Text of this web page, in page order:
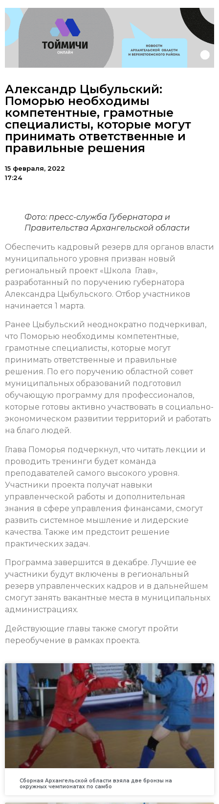
Александр Цыбульский:
Поморью необходимы
компетентные, грамотные
специалисты, которые могут
принимать ответственные и
правильные решения
15 февраля, 2022
17:24
Фото: пресс-служба Губернатора и
Правительства Архангельской области
Обеспечить кадровый резерв для органов власти
муниципального уровня призван новый
региональный проект «Школа Глав»,
разработанный по поручению губернатора
Александра Цыбульского. Отбор участников
начинается 1 марта.
Ранее Цыбульский неоднократно подчеркивал,
что Поморью необходимы компетентные,
грамотные специалисты, которые могут
принимать ответственные и правильные
решения. По его поручению областной совет
муниципальных образований подготовил
обучающую программу для профессионалов,
которые готовы активно участвовать в социально-
экономическом развитии территорий и работать
на благо людей.
Глава Поморья подчеркнул, что читать лекции и
проводить тренинги будет команда
преподавателей самого высокого уровня.
Участники проекта получат навыки
управленческой работы и дополнительная
знания в сфере управления финансами, смогут
развить системное мышление и лидерские
качества. Также им предстоит решение
практических задач.
Программа завершится в декабре. Лучшие ее
участники будут включены в региональный
резерв управленческих кадров и в дальнейшем
смогут занять вакантные места в муниципальных
администрациях.
Действующие главы также смогут пройти
переобучение в рамках проекта.
Сборная Архангельской области взяла две бронзы на
окружных чемпионатах по самбо